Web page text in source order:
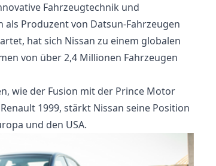
Fahrzeugtechnik und
Produzent von Datsun-Fahrzeugen
hat sich Nissan zu einem globalen
von über 2,4 Millionen Fahrzeugen
wie der Fusion mit der Prince Motor
1999, stärkt Nissan seine Position
und den USA.